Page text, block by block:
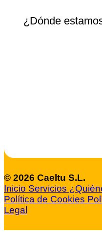
¿Dónde
© 2026 Caeltu S.L.
Inicio Servicios
Política de Cookies
Legal